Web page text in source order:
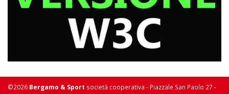
©2026 Bergamo & Sport società cooperativa - Piazzale San Paolo 27 -